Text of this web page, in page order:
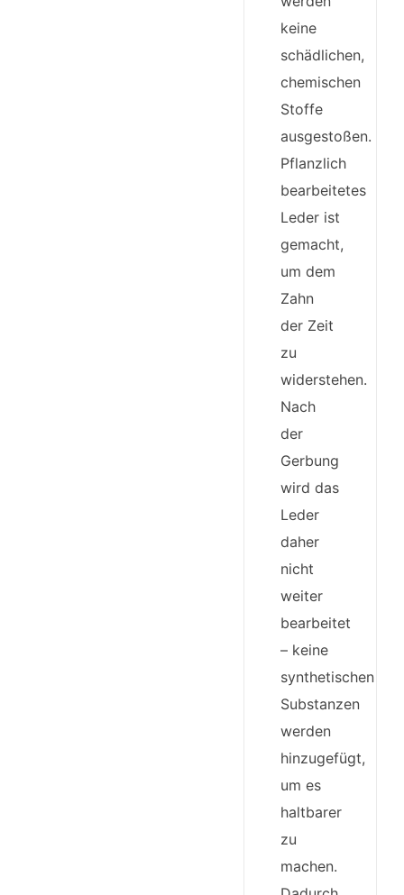
keine
schädlichen,
chemischen
Stoffe
ausgestoßen.
Pflanzlich
bearbeitetes
Leder ist
gemacht,
um dem
Zahn
der Zeit
zu
widerstehen.
Nach
der
Gerbung
wird das
Leder
daher
nicht
weiter
bearbeitet
– keine
synthetischen
Substanzen
werden
hinzugefügt,
um es
haltbarer
zu
machen.